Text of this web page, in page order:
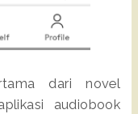
dari novel
audiobook